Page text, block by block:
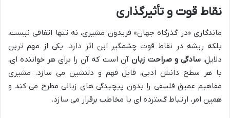
نقاط قوت و تأثیرگذاری
ماندگاری «در گذرگاه جهان» فریدون مشیری، نه تنها اتفاقی نیست،
بلکه ریشه در نقاط قوت چشمگیر این اثر دارد. یکی از مهم ترین
دلایل،سادگی و صراحت زبان آن است که آن را برای هر خواننده ای،
با هر سطح دانش ادبی، قابل فهم و دلنشین می سازد. مشیری
مفاهیم عمیق فلسفی را بدون پیچیدگی های زبانی مطرح می کند و
همین امر، ارتباط گسترده ای با مخاطب برقرار می سازد.